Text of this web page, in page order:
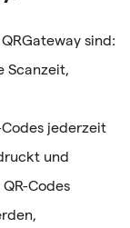
sind:
Scanzeit,
jederzeit
und
Codes